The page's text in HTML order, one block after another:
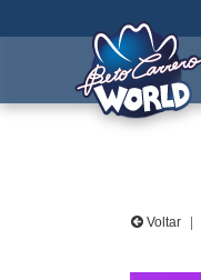
Voltar